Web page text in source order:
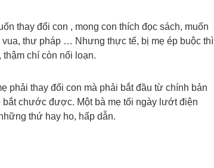
thay đổi con , mong con thích đọc sách, muốn
thư pháp … Nhưng thực tế, bị mẹ ép buộc thì
chí còn nổi loạn.
phải thay đổi con mà phải bắt đầu từ chính bản
chước được. Một bà mẹ tối ngày lướt điện
thứ hay ho, hấp dẫn.